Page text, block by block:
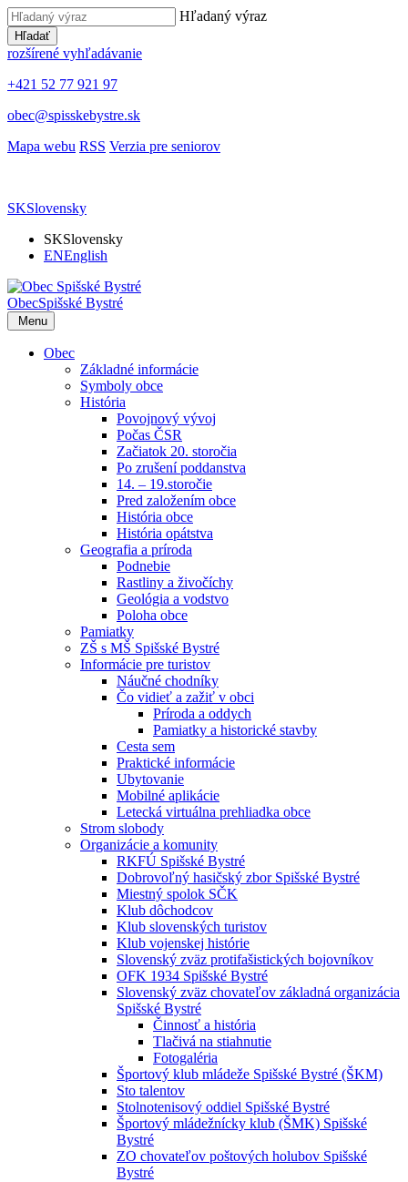
Hľadaný výraz
Hľadať
rozšírené vyhľadávanie
+421 52 77 921 97
obec@spisskebystre.sk
Mapa webu RSS Verzia pre seniorov
SKSlovensky
SKSlovensky
ENEnglish
ObecSpišské Bystré
Menu
Obec
Základné informácie
Symboly obce
História
Povojnový vývoj
Počas ČSR
Začiatok 20. storočia
Po zrušení poddanstva
14. – 19.storočie
Pred založením obce
História obce
História opátstva
Geografia a príroda
Podnebie
Rastliny a živočíchy
Geológia a vodstvo
Poloha obce
Pamiatky
ZŠ s MŠ Spišské Bystré
Informácie pre turistov
Náučné chodníky
Čo vidieť a zažiť v obci
Príroda a oddych
Pamiatky a historické stavby
Cesta sem
Praktické informácie
Ubytovanie
Mobilné aplikácie
Letecká virtuálna prehliadka obce
Strom slobody
Organizácie a komunity
RKFÚ Spišské Bystré
Dobrovoľný hasičský zbor Spišské Bystré
Miestný spolok SČK
Klub dôchodcov
Klub slovenských turistov
Klub vojenskej histórie
Slovenský zväz protifašistických bojovníkov
OFK 1934 Spišské Bystré
Slovenský zväz chovateľov základná organizácia
Spišské Bystré
Činnosť a história
Tlačivá na stiahnutie
Fotogaléria
Športový klub mládeže Spišské Bystré (ŠKM)
Sto talentov
Stolnotenisový oddiel Spišské Bystré
Športový mládežnícky klub (ŠMK) Spišské
Bystré
ZO chovateľov poštových holubov Spišské
Bystré